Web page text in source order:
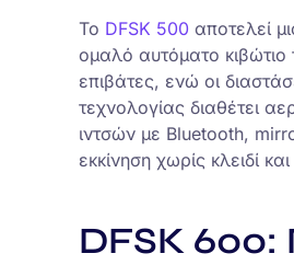
Το DFSK 500 αποτελεί
ομαλό αυτόματο κιβώτιο
επιβάτες, ενώ οι
τεχνολογίας διαθέτει
ιντσών με Bluetooth,
εκκίνηση χωρίς κλειδί
DFSK 600: